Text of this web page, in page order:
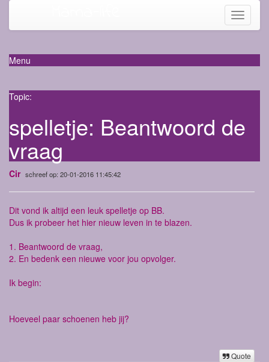
Toggle
Menu
Topic:
spelletje: Beantwoord de
vraag
Cir schreef op: 20-01-2016 11:45:42
Dit vond ik altijd een leuk spelletje op BB.
Dus ik probeer het hier nieuw leven in te blazen.
1. Beantwoord de vraag,
2. En bedenk een nieuwe voor jou opvolger.
Ik begin:
Hoeveel paar schoenen heb jij?
Quote